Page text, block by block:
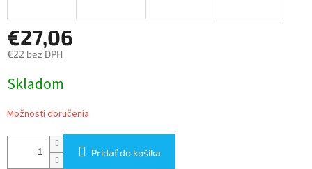
€27,06
€22 bez DPH
cena:
Skladom
Možnosti doručenia
Pridať do košíka